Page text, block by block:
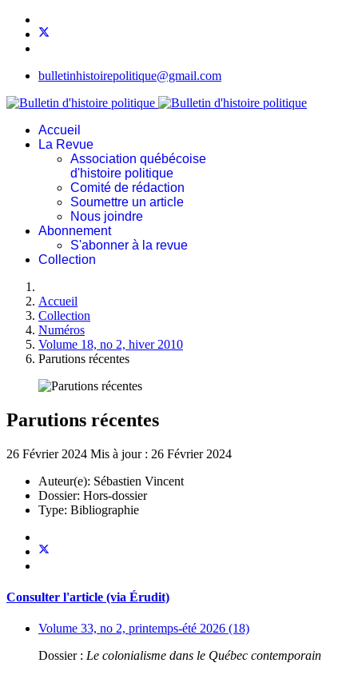
bulletinhistoirepolitique@gmail.com
Accueil
La Revue
Association québécoise
d'histoire politique
Comité de rédaction
Soumettre un article
Nous joindre
Abonnement
S'abonner à la revue
Collection
Accueil
Collection
Numéros
Volume 18, no 2, hiver 2010
Parutions récentes
Parutions récentes
26 Février 2024 Mis à jour : 26 Février 2024
Auteur(e): Sébastien Vincent
Dossier: Hors-dossier
Type: Bibliographie
Consulter l'article (via Érudit)
Volume 33, no 2, printemps-été 2026 (18)
Dossier : Le colonialisme dans le Québec contemporain